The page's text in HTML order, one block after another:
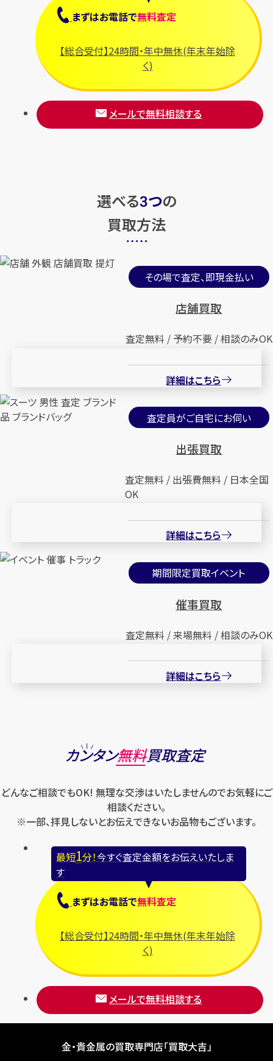
まずはお電話で無料査定
【総合受付】24時間・年中無休(年末年始除
く)
メールで無料相談する
選べる3つの
買取方法
その場で査定、即現金払い
店舗買取
査定無料 / 予約不要 / 相談のみOK
詳細はこちら
査定員がご自宅にお伺い
出張買取
査定無料 / 出張費無料 / 日本全国
OK
詳細はこちら
期間限定買取イベント
催事買取
査定無料 / 来場無料 / 相談のみOK
詳細はこちら
カンタン無料買取査定
どんなご相談でもOK! 無理な交渉はいたしませんのでお気軽にご
相談ください。
※一部、拝見しないとお伝えできないお品物もございます。
最短1分！今すぐ査定金額をお伝えいたしま
す
まずはお電話で無料査定
【総合受付】24時間・年中無休(年末年始除
く)
メールで無料相談する
金・貴金属の買取専門店「買取大吉」